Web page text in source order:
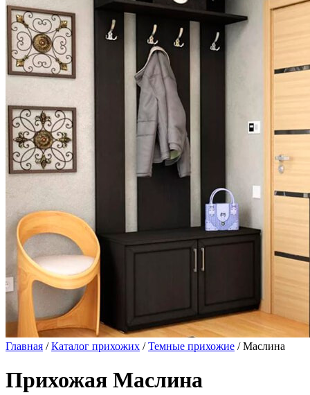
Главная /Каталог прихожих /Темные прихожие / Маслина
Прихожая Маслина